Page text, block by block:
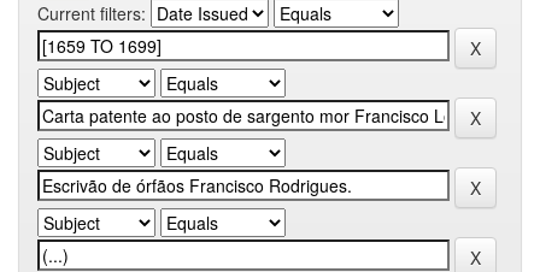
Current filters: